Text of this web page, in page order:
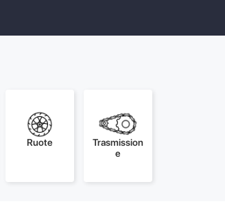
Ruote
Trasmission
e